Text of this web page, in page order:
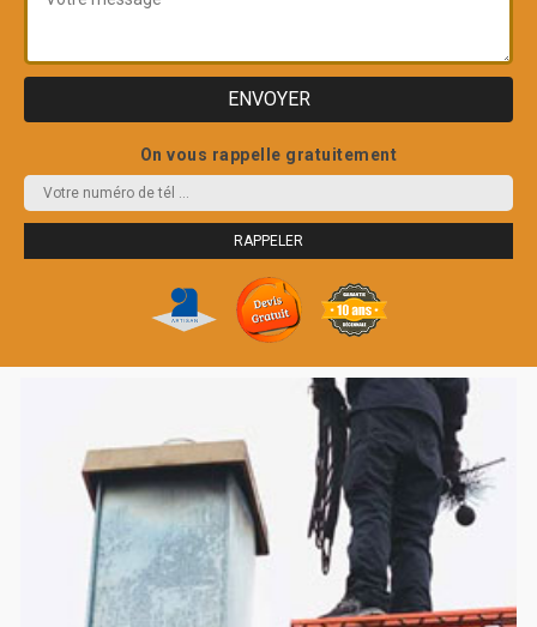
On vous rappelle gratuitement